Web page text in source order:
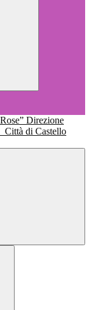
Direzione
Città di Castello